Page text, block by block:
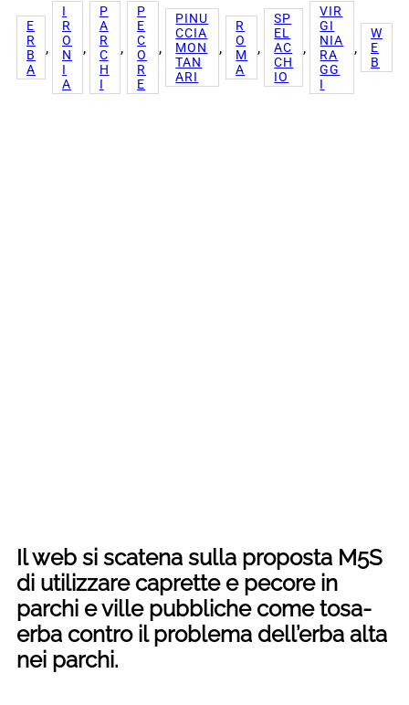
E
R
B
A
,
I
R
O
N
I
A
,
P
A
R
C
H
I
,
P
E
C
O
R
E
,
PINU
CCIA
MON
TAN
ARI
,
R
O
M
A
,
SP
EL
AC
CH
IO
,
VIR
GI
NIA
RA
GG
I
,
W
E
B
Il web si scatena sulla proposta M5S
di utilizzare caprette e pecore in
parchi e ville pubbliche come tosa-
erba contro il problema dell’erba alta
nei parchi.